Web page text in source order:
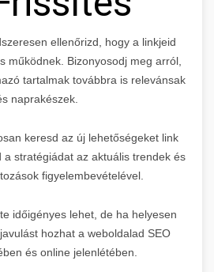
ellenőrizd, hogy a linkjeid
működnek. Bizonyosodj meg arról,
tartalmak továbbra is relevánsak
naprakészek.
keresd az új lehetőségeket link
stratégiádat az aktuális trendek és
figyelembevételével.
időigényes lehet, de ha helyesen
hozhat a weboldalad SEO
és online jelenlétében.